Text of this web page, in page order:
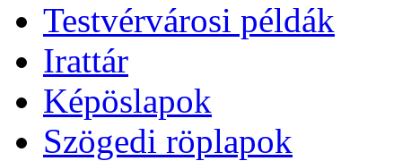
Testvérvárosi példák
Irattár
Képöslapok
Szögedi röplapok